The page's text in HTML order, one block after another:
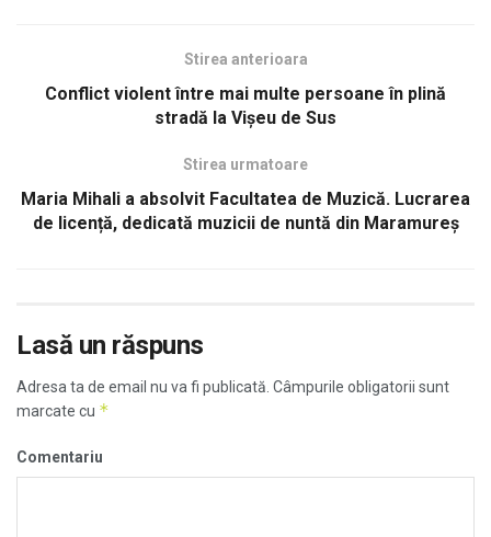
Stirea anterioara
Conflict violent între mai multe persoane în plină
stradă la Vișeu de Sus
Stirea urmatoare
Maria Mihali a absolvit Facultatea de Muzică. Lucrarea
de licență, dedicată muzicii de nuntă din Maramureș
Lasă un răspuns
Adresa ta de email nu va fi publicată. Câmpurile obligatorii sunt
marcate cu *
Comentariu